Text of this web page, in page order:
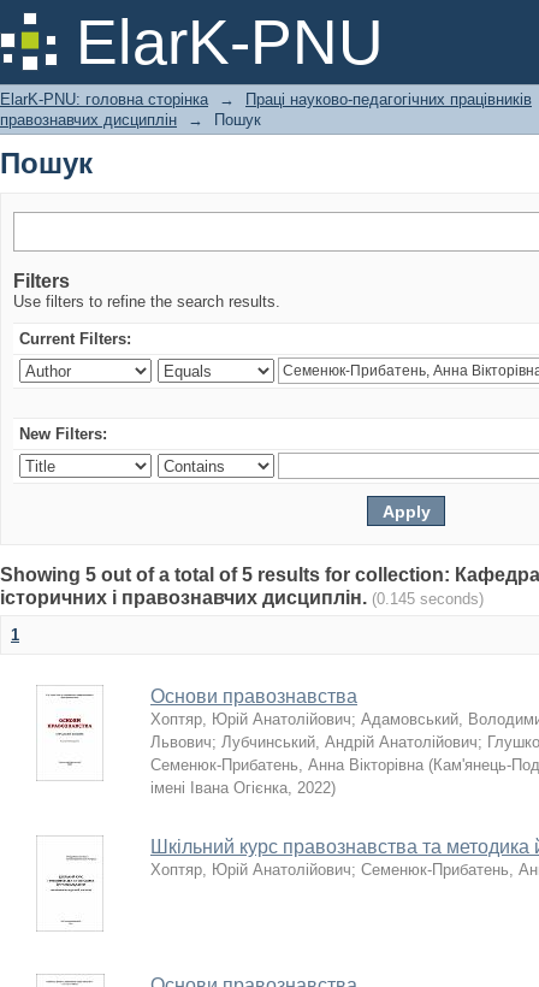
ElarK-PNU
Пошук
ElarK-PNU: головна сторінка →
Праці науково-педагогічних працівників
правознавчих дисциплін
→ Пошук
Пошук
Filters
Use filters to refine the search results.
Current Filters:
New Filters:
Showing 5 out of a total of 5 results for collection: Кафедра
історичних і правознавчих дисциплін. (0.145 seconds)
1
Основи правознавства
Хоптяр, Юрій Анатолійович; Адамовський,
Львович; Лубчинський, Андрій Анатолійович;
Семенюк-Прибатень, Анна Вікторівна (Кам'янець-
імені Івана Огієнка, 2022)
Шкільний курс правознавства та методика
Хоптяр, Юрій Анатолійович; Семенюк-Прибатень,